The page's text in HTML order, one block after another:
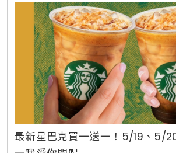
所有造訪的旅人打造出一個如夢似幻
裡，你不只可以品嚐香醇咖啡，更能
靜與美好。此外
最新星巴克買一送一！5/19、5/